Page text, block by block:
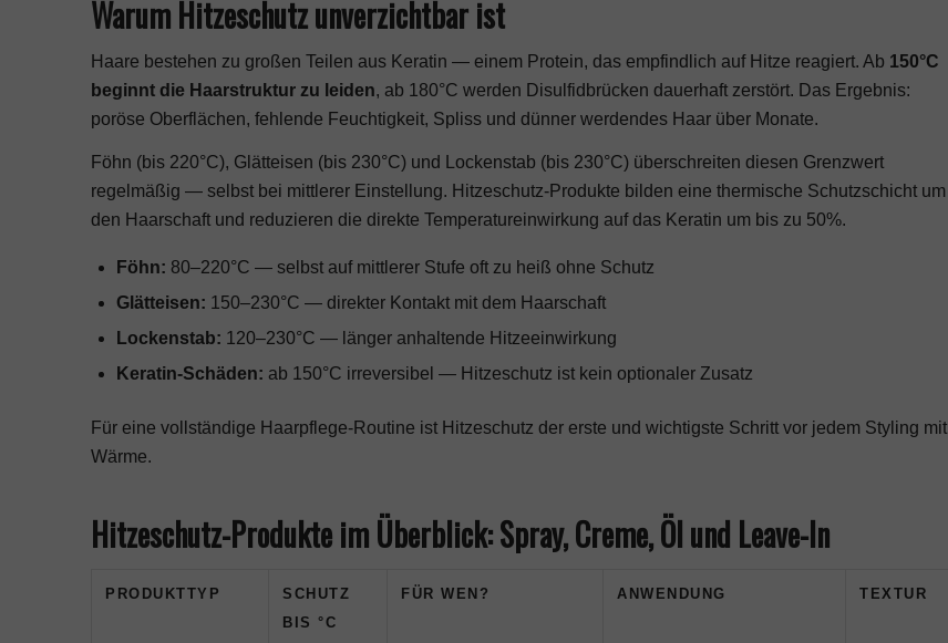
Warum Hitzeschutz unverzichtbar ist
Haare bestehen zu großen Teilen aus Keratin — einem Protein, das empfindlich auf Hitze reagiert. Ab 150°C
beginnt die Haarstruktur zu leiden, ab 180°C werden Disulfidbrücken dauerhaft zerstört. Das Ergebnis:
poröse Oberflächen, fehlende Feuchtigkeit, Spliss und dünner werdendes Haar über Monate.
Föhn (bis 220°C), Glätteisen (bis 230°C) und Lockenstab (bis 230°C) überschreiten diesen Grenzwert
regelmäßig — selbst bei mittlerer Einstellung. Hitzeschutz-Produkte bilden eine thermische Schutzschicht um
den Haarschaft und reduzieren die direkte Temperatureinwirkung auf das Keratin um bis zu 50%.
Föhn: 80–220°C — selbst auf mittlerer Stufe oft zu heiß ohne Schutz
Glätteisen: 150–230°C — direkter Kontakt mit dem Haarschaft
Lockenstab: 120–230°C — länger anhaltende Hitzeeinwirkung
Keratin-Schäden: ab 150°C irreversibel — Hitzeschutz ist kein optionaler Zusatz
Für eine vollständige Haarpflege-Routine ist Hitzeschutz der erste und wichtigste Schritt vor jedem Styling mit
Wärme.
Hitzeschutz-Produkte im Überblick: Spray, Creme, Öl und Leave-In
PRODUKTTYP
SCHUTZ
BIS °C
FÜR WEN? ANWENDUNG TEXTUR